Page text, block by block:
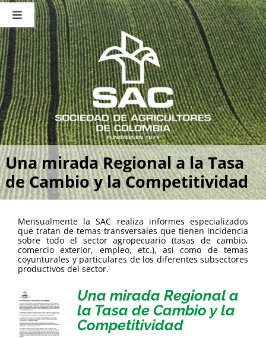
Saltar
contenido
Toggle
Navigation
Nosotros
Publicaciones
Sala de Prensa
Eventos
Una mirada Regional a la Tasa
de Cambio y la Competitividad
Mensualmente la SAC realiza informes especializados
que tratan de temas transversales que tienen incidencia
sobre todo el sector agropecuario (tasas de cambio,
comercio exterior, empleo, etc.), así como de temas
coyunturales y particulares de los diferentes subsectores
productivos del sector.
Una mirada Regional a
la Tasa de Cambio y la
Competitividad